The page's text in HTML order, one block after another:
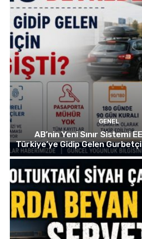
GENEL
AB’nin Yeni Sınır Sistemi
Türkiye’ye Gidip Gelen